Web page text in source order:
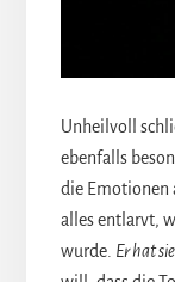
Unheilvoll
ebenfalls
die Emotionen
alles entlarvt,
wurde. Er hat